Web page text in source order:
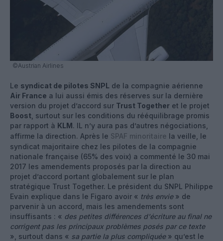
©Austrian Airlines
Le syndicat de pilotes SNPL de la compagnie aérienne
Air France a lui aussi émis des réserves sur la dernière
version du projet d’accord sur Trust Together et le projet
Boost , surtout sur les conditions du rééquilibrage promis
par rapport à KLM. IL n’y aura pas d’autres négociations,
affirme la direction. Après le SPAF minoritaire la veille, le
syndicat majoritaire chez les pilotes de la compagnie
nationale française (65% des voix) a commenté le 30 mai
2017 les amendements proposés par la direction au
projet d’accord portant globalement sur le plan
stratégique Trust Together. Le président du SNPL Philippe
Evain explique dans le Figaro avoir « très envie» de
parvenir à un accord, mais les amendements sont
insuffisants : « des petites différences d'écriture au final ne
corrigent pas les principaux problèmes posés par ce texte
», surtout dans « sa partie la plus compliquée» qu’est le